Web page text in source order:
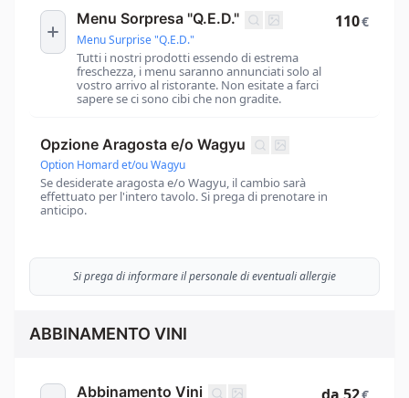
Menu Sorpresa "Q.E.D."
Menu Surprise "Q.E.D."
Tutti i nostri prodotti essendo di estrema
freschezza, i menu saranno annunciati solo al
vostro arrivo al ristorante. Non esitate a farci
sapere se ci sono cibi che non gradite.
110€
Opzione Aragosta e/o Wagyu
Option Homard et/ou Wagyu
Se desiderate aragosta e/o Wagyu, il cambio sarà
effettuato per l'intero tavolo. Si prega di prenotare in
anticipo.
Si prega di informare il personale di eventuali allergie
ABBINAMENTO VINI
Abbinamento Vini